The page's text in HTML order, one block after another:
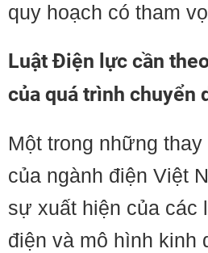
quy hoạch có tham
Luật Điện lực cần
của quá trình chuyển
Một trong những
của ngành điện Việt
sự xuất hiện của các
điện và mô hình kinh